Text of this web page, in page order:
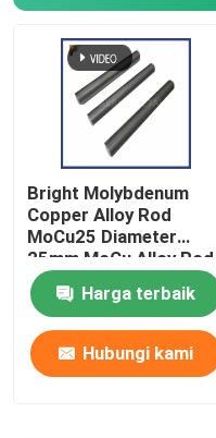
Bright Molybdenum
Copper Alloy Rod
MoCu25 Diameter
25mm MoCu Alloy Rod
Heat Sink Material
Harga terbaik
Hubungi kami